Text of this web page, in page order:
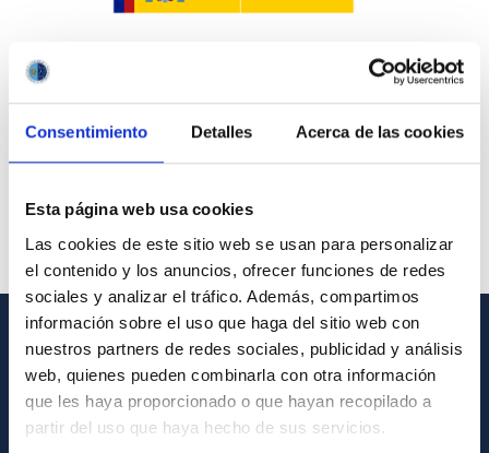
Consentimiento Detalles Acerca de las cookies
Esta página web usa cookies
Las cookies de este sitio web se usan para personalizar
el contenido y los anuncios, ofrecer funciones de redes
sociales y analizar el tráfico. Además, compartimos
información sobre el uso que haga del sitio web con
nuestros partners de redes sociales, publicidad y análisis
web, quienes pueden combinarla con otra información
que les haya proporcionado o que hayan recopilado a
partir del uso que haya hecho de sus servicios.
GENERAL INFORMATION
Contact
How to get to the IAC